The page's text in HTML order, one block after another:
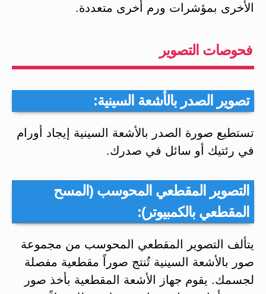
الأخرى بمؤشرات ورم أخرى متعددة.
فحوصات التصوير
تصوير الصدر بالأشعة السينية:
تستطيع صورة الصدر بالأشعة السينية إيجاد أورام
في رئتيك أو سائل في صدرك.
التصوير المقطعي المحوسب (المسح
المقطعي بالكمبيوتر):
يتألف التصوير المقطعي المحوسب من مجموعة
صور بالأشعة السينية تُنتج صوراً مقطعية مفصلة
لجسمك. يقوم جهاز الأشعة المقطعية بأخذ صور